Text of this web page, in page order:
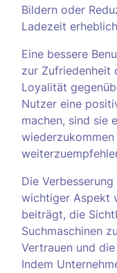
Bildern oder
Ladezeit
Eine bessere
zur Zufriedenheit
Loyalität
Nutzer eine
machen, sind sie
Die
wichtiger Aspekt
beiträgt, die
Suchmaschinen
Vertrauen und
Indem